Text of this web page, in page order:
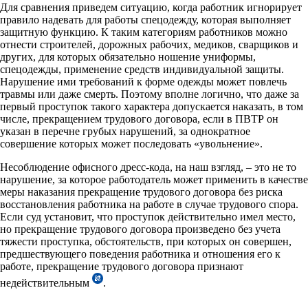
Для сравнения приведем ситуацию, когда работник игнорирует
правило надевать для работы спецодежду, которая выполняет
защитную функцию. К таким категориям работников можно
отнести строителей, дорожных рабочих, медиков, сварщиков и
других, для которых обязательно ношение униформы,
спецодежды, применение средств индивидуальной защиты.
Нарушение ими требований к форме одежды может повлечь
травмы или даже смерть. Поэтому вполне логично, что даже за
первый проступок такого характера допускается наказать, в том
числе, прекращением трудового договора, если в ПВТР он
указан в перечне грубых нарушений, за однократное
совершение которых может последовать «увольнение».
Несоблюдение офисного дресс-кода, на наш взгляд, – это не то
нарушение, за которое работодатель может применить в качестве
меры наказания прекращение трудового договора без риска
восстановления работника на работе в случае трудового спора.
Если суд установит, что проступок действительно имел место,
но прекращение трудового договора произведено без учета
тяжести проступка, обстоятельств, при которых он совершен,
предшествующего поведения работника и отношения его к
работе, прекращение трудового договора признают
недействительным
.